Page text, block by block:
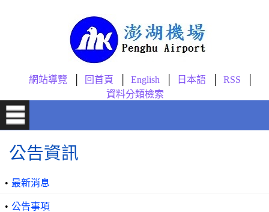
網站導覽 回首頁 English 日本語
RSS
資料分類檢索
公告資訊
• 最新消息
• 公告事項